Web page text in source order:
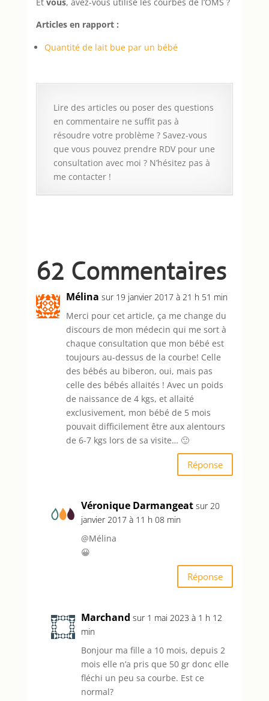
Et vous, avez-vous utilisé les courbes de l’OMS ?
Articles en rapport :
Quantité de lait bue par un bébé
Lire des articles ou poser des questions
en commentaire ne suffit pas à
résoudre votre problème ? Savez-vous
que vous pouvez prendre RDV pour une
consultation avec moi ? N’hésitez pas à
me contacter !
62 Commentaires
Mélina sur 19 janvier 2017 à 21 h 51 min
Merci pour cet article, ça me change du
discours de mon médecin qui me sort à
chaque consultation que mon bébé est
toujours au-dessus de la courbe! Celle
des bébés au biberon, oui, mais pas
celle des bébés allaités ! Avec un poids
de naissance de 4 kgs, et allaité
exclusivement, mon bébé de 5 mois
pouvait difficilement être aux alentours
de 6-7 kgs lors de sa visite… 🙂
Réponse
Véronique Darmangeat sur 20
janvier 2017 à 11 h 08 min
@Mélina
😀
Réponse
Marchand sur 1 mai 2023 à 1 h 12
min
Bonjour ma fille a 10 mois, depuis 2
mois elle n’a pris que 50 gr donc elle
fléchi un peu sa courbe. Est ce
normal?